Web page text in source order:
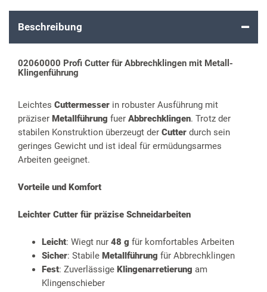
Beschreibung
02060000 Profi Cutter für Abbrechklingen mit Metall-
Klingenführung
Leichtes Cuttermesser in robuster Ausführung mit
präziser Metallführung fuer Abbrechklingen. Trotz der
stabilen Konstruktion überzeugt der Cutter durch sein
geringes Gewicht und ist ideal für ermüdungsarmes
Arbeiten geeignet.
Vorteile und Komfort
Leichter Cutter für präzise Schneidarbeiten
Leicht: Wiegt nur 48 g für komfortables Arbeiten
Sicher: Stabile Metallführung für Abbrechklingen
Fest: Zuverlässige Klingenarretierung am
Klingenschieber